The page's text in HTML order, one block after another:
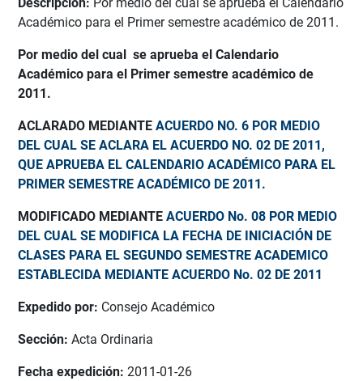
Descripción: Por medio del cual se aprueba el Calendario
Académico para el Primer semestre académico de 2011.
Por medio del cual se aprueba el Calendario
Académico para el Primer semestre académico de
2011.
ACLARADO MEDIANTE ACUERDO NO. 6 POR MEDIO
DEL CUAL SE ACLARA EL ACUERDO NO. 02 DE 2011,
QUE APRUEBA EL CALENDARIO ACADÉMICO PARA EL
PRIMER SEMESTRE ACADÉMICO DE 2011.
MODIFICADO MEDIANTE ACUERDO No. 08 POR MEDIO
DEL CUAL SE MODIFICA LA FECHA DE INICIACIÓN DE
CLASES PARA EL SEGUNDO SEMESTRE ACADEMICO
ESTABLECIDA MEDIANTE ACUERDO No. 02 DE 2011
Expedido por: Consejo Académico
Sección: Acta Ordinaria
Fecha expedición: 2011-01-26